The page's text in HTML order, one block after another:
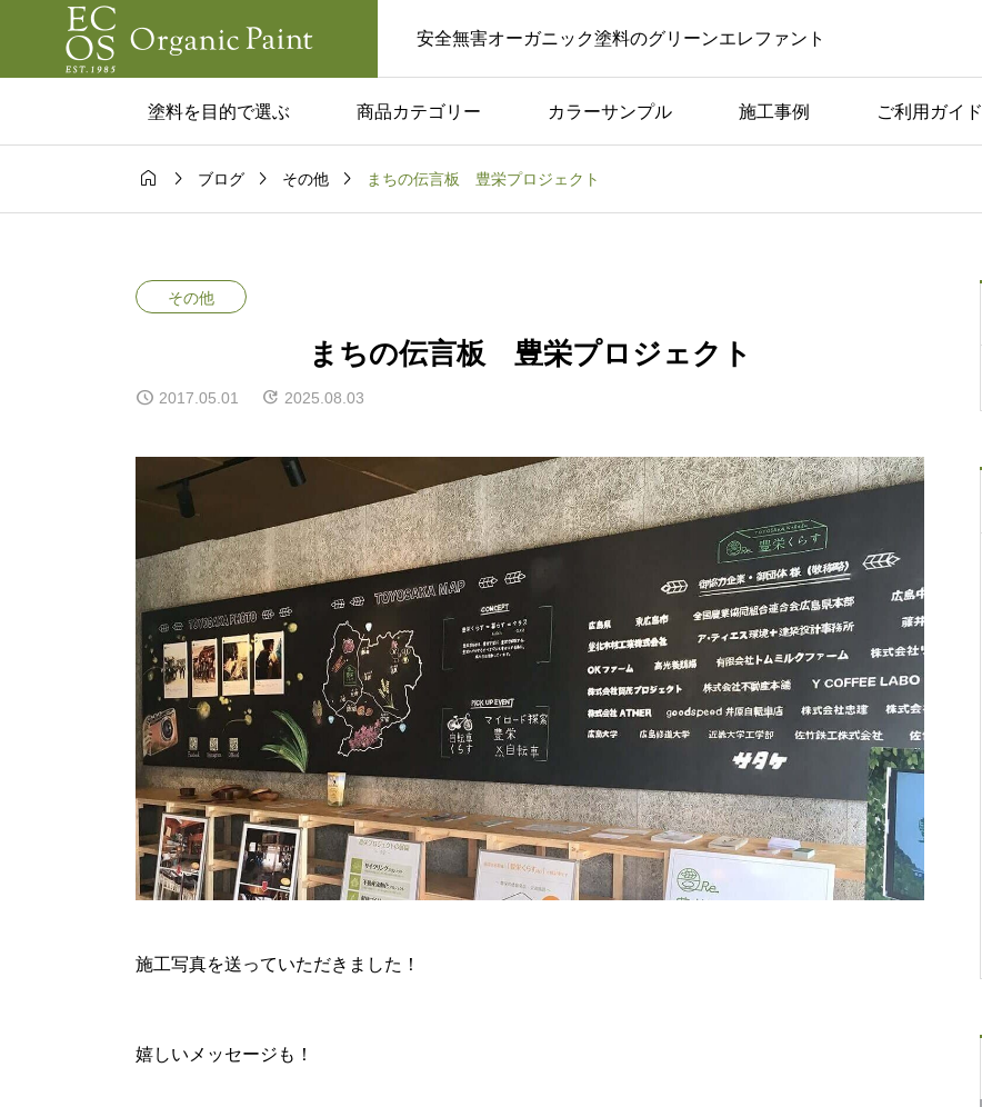
安全無害オーガニック塗料のグリーンエレファント
塗料を目的で選ぶ 商品カテゴリー カラーサンプル 施工事例 ご利用ガイド
一覧 コラム一覧 コラム一覧
  ブログ  その他  まちの伝言板 豊栄プロジェクト
その他
まちの伝言板 豊栄プロジェクト
2017.05.01 2025.08.03
施工写真を送っていただきました！
嬉しいメッセージも！